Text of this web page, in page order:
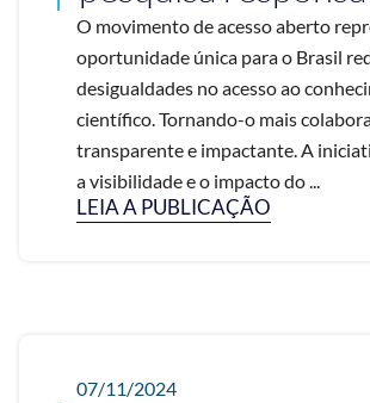
O movimento de acesso aberto
oportunidade única para o Brasil
desigualdades no acesso ao
científico. Tornando-o mais
transparente e impactante. A
a visibilidade e o impacto do ...
LEIA A PUBLICAÇÃO
07/11/2024